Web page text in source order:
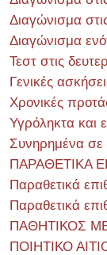
Διαγώνισμα
Διαγώνισμα
Τεστ στις
Γενικές
Χρονικές
Υγρόληκτα και
Συνηρημένα
ΠΑΡΑΘΕΤΙΚΑ
Παραθετικά
Παραθετικά
ΠΑΘΗΤΙΚΟΣ
ΠΟΙΗΤΙΚΟ